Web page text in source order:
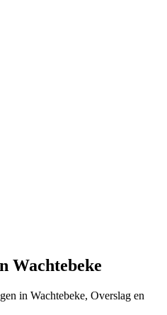
Wachtebeke
in Wachtebeke, Overslag en